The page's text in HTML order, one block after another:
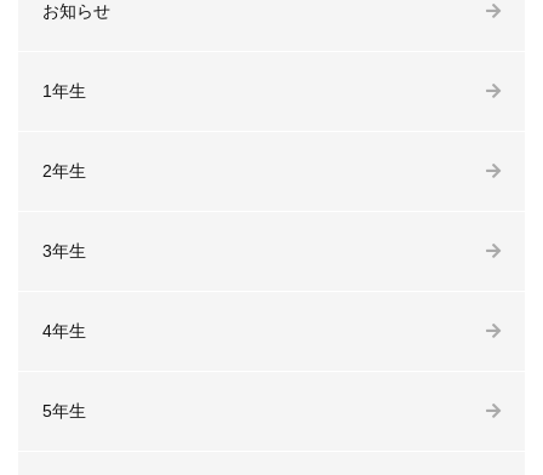
お知らせ
1年生
2年生
3年生
4年生
5年生